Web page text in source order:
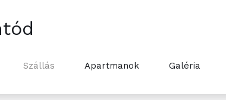
Szállás Apartmanok Galéria